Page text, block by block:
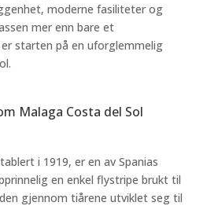
moderne fasiliteter og
mer enn bare et
starten på en uforglemmelig
Malaga Costa del Sol
i 1919, er en av Spanias
en enkel flystripe brukt til
gjennom tiårene utviklet seg til